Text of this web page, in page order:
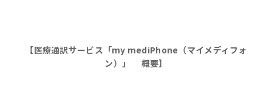
【医療通訳サービス「my mediPhone （マイメディフォ
ン）」
概要】